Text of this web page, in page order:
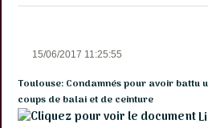
15/06/2017 11:25:55
Toulouse: Condamnés pour avoir battu
coups de balai et de ceinture